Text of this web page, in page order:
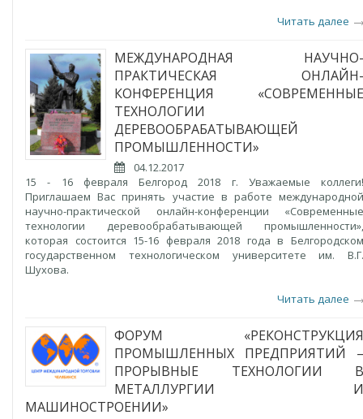
Читать далее
МЕЖДУНАРОДНАЯ НАУЧНО-
ПРАКТИЧЕСКАЯ ОНЛАЙН-
КОНФЕРЕНЦИЯ «СОВРЕМЕННЫЕ
ТЕХНОЛОГИИ
ДЕРЕВООБРАБАТЫВАЮЩЕЙ
ПРОМЫШЛЕННОСТИ»
04.12.2017
15 - 16 февраля Белгород 2018 г. Уважаемые коллеги!
Приглашаем Вас принять участие в работе международной
научно-практической онлайн-конференции «Современные
технологии деревообрабатывающей промышленности»,
которая состоится 15-16 февраля 2018 года в Белгородском
государственном технологическом университете им. В.Г.
Шухова.
Читать далее
ФОРУМ «РЕКОНСТРУКЦИЯ
ПРОМЫШЛЕННЫХ ПРЕДПРИЯТИЙ –
ПРОРЫВНЫЕ ТЕХНОЛОГИИ В
МЕТАЛЛУРГИИ И
МАШИНОСТРОЕНИИ»